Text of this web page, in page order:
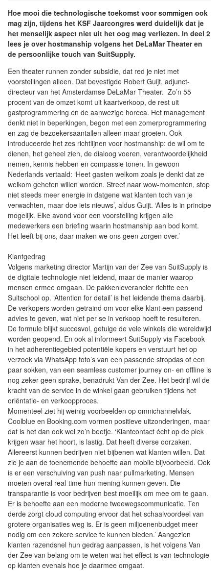
Hoe mooi die technologische toekomst voor sommigen ook
mag zijn, tijdens het KSF Jaarcongres werd duidelijk dat je
het menselijk aspect niet uit het oog mag verliezen. In deel 2
lees je over hostmanship volgens het DeLaMar Theater en
de persoonlijke touch van SuitSupply.
Een theater runnen zonder subsidie, dat red je niet met
voorstellingen alleen. Dat bevestigde Robert Guijt, adjunct-
directeur van het Amsterdamse DeLaMar Theater. Zo’n 55
procent van de omzet komt uit kaartverkoop, de rest uit
gastprogrammering en de aanwezige horeca. Het management
denkt niet in beperkingen, begon met een zomerprogrammering
en zag de bezoekersaantallen alleen maar groeien. Ook
introduceerde het zes richtlijnen voor hostmanship: de wil om te
dienen, het geheel zien, de dialoog voeren, verantwoordelijkheid
nemen, kennis hebben en compassie tonen. In gewoon
Nederlands vertaald: ‘Heet gasten welkom zoals je denkt dat ze
welkom geheten willen worden. Streef naar wow-momenten, stop
niet steeds meer energie in datgene wat klanten toch van je
verwachten, maar doe iets nieuws’, aldus Guijt. ‘Alles is in principe
mogelijk. Elke avond voor een voorstelling krijgen alle
medewerkers een briefing waarin hostmanship aan bod komt.
Het leeft bij ons, daar maken we ons geen zorgen over.’
Klantgedrag
Volgens marketing director Martijn van der Zee van SuitSupply is
de digitale technologie niet leidend, maar de manier waarop
mensen ermee omgaan. De pakkenleverancier richtte een
Suitschool op. ‘Attention for detail’ is het leidende thema daarbij.
De verkopers worden getraind om voor elke klant een passend
advies te geven, wat niet per se in verkoop hoeft te resulteren.
De formule blijkt succesvol, getuige de vele winkels die wereldwijd
worden geopend. En ook al informeert SuitSupply via Facebook
in het adherentiegebied potentiële kopers en verstuurt het op
verzoek via WhatsApp foto’s van een passende stropdas of een
paar sokken, van een seamless customer journey on- en offline is
nog zeker geen sprake, benadrukt Van der Zee. Het bedrijf wil de
kracht van de service in de winkel gaan gebruiken tijdens het
oriëntatie- en verkoopproces.
Momenteel ziet hij weinig voorbeelden op omnichannelvlak.
Coolblue en Booking.com vormen positieve uitzonderingen, maar
dat is het dan ook wel zo’n beetje. ‘Klantcontact écht op de plek
krijgen waar het hoort, is lastig. Dat heeft diverse oorzaken.
Allereerst kunnen bedrijven niet bijbenen wat klanten willen. Dat
zie je aan de toenemende behoefte aan mobile bijvoorbeeld. Ook
is er een verschuiving van push naar pullmarketing. Mensen
moeten overal real-time hun mening kunnen geven. Die
transparantie is voor bedrijven best moeilijk om mee om te gaan.
Er is behoefte aan een moderne tweewegscommunicatie. Ten
derde zorgt cloud computing ervoor dat het schaalvoordeel van
grotere organisaties weg is. Er is geen miljoenenbudget meer
nodig om een zekere service te kunnen bieden.’ Aangezien
klanten razendsnel hun gedrag aanpassen, is het volgens Van
der Zee van belang om te weten wat het effect is van technologie
op klanten evenals hoe je daarmee omgaat.